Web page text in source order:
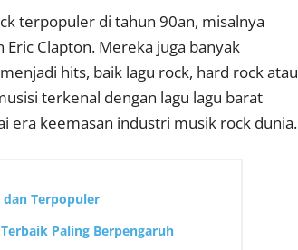
terpopuler di tahun 90an, misalnya
Clapton. Mereka juga banyak
hits, baik lagu rock, hard rock atau
terkenal dengan lagu lagu barat
era keemasan industri musik rock dunia.
dan Terpopuler
Paling Berpengaruh